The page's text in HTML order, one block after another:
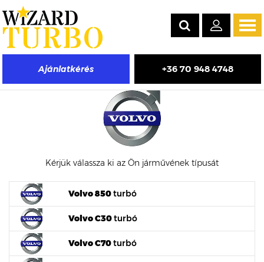
Ajánlatkérés +36 70 948 4748
Volvo turbófeltöltő árak
Kérjük válassza ki az Ön járművének típusát
Volvo 850turbó
Volvo C30turbó
Volvo C70turbó